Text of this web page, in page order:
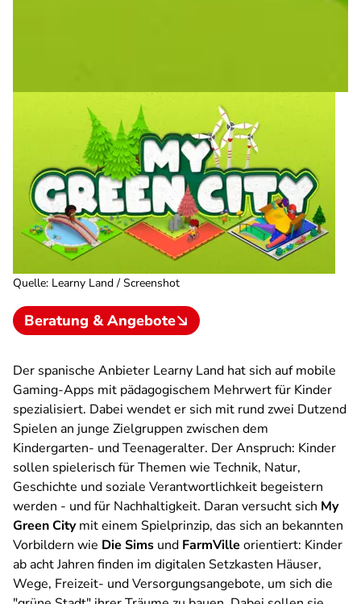
Quelle: Learny Land / Screenshot
Beratung & Angebote
Der spanische Anbieter Learny Land hat sich auf mobile
Gaming-Apps mit pädagogischem Mehrwert für Kinder
spezialisiert. Dabei wendet er sich mit rund zwei Dutzend
Spielen an junge Zielgruppen zwischen dem
Kindergarten- und Teenageralter. Der Anspruch: Kinder
sollen spielerisch für Themen wie Technik, Natur,
Geschichte und soziale Verantwortlichkeit begeistern
werden - und für Nachhaltigkeit. Daran versucht sich My
Green Citymit einem Spielprinzip, das sich an bekannten
Vorbildern wie Die Sims und FarmVille orientiert: Kinder
ab acht Jahren finden im digitalen Setzkasten Häuser,
Wege, Freizeit- und Versorgungsangebote, um sich die